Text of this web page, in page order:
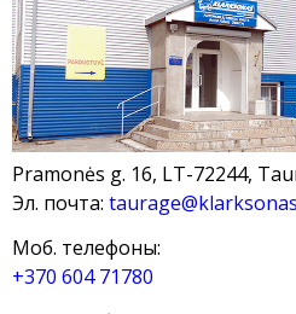
Pramonės g. 16, LT-72244,
Эл. почта:
Моб. телефоны:
+370 604 71780